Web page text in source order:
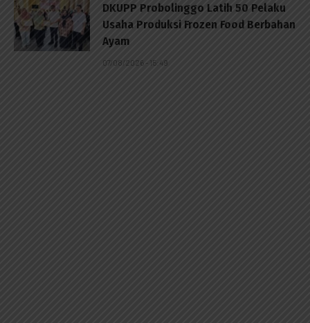
DKUPP Probolinggo Latih 50 Pelaku
Usaha Produksi Frozen Food Berbahan
Ayam
07/08/2026 - 15:49